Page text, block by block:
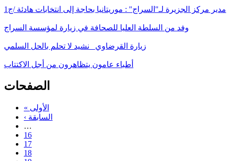
مدير مركز الجزيرة لـ"السراج" : موريتانيا بحاجة إلى انتخابات هادئة /ج1
وفد من السلطة العليا للصحافة في زيارة لمؤسسة السراج
زيارة القرضاوي_ نشيد لا تحلم بالحل السلمي
أطباء عامون يتظاهرون من أجل الاكتتاب
الصفحات
« الأولى
‹ السابقة
…
16
17
18